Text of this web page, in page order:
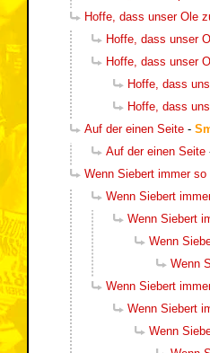
Hoffe, dass unser Ole
Hoffe, dass unser
Hoffe, dass unser
Hoffe, dass
Hoffe, dass
Auf der einen Seite -
Auf der einen Seite
Wenn Siebert immer so
Wenn Siebert
Wenn Siebert
Wenn
Wenn
Wenn Siebert
Wenn Siebert
Wenn